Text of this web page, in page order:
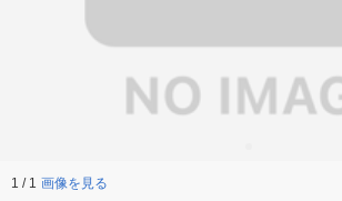
1 / 1 画像を見る